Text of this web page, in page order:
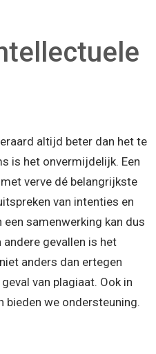
altijd beter dan het te
is het onvermijdelijk. Een
verve dé belangrijkste
van intenties en
samenwerking kan dus
andere gevallen is het
anders dan ertegen
van plagiaat. Ook in
bieden we ondersteuning.